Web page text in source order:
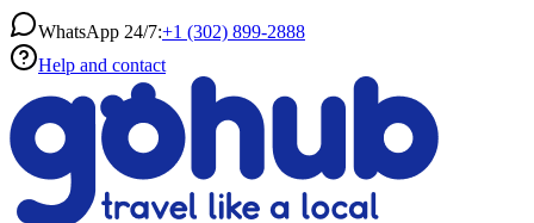
WhatsApp 24/7:+1 (302) 899-2888
Help and contact